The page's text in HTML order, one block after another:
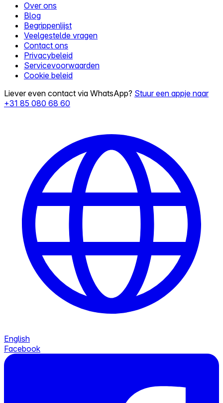
Over ons
Blog
Begrippenlijst
Veelgestelde vragen
Contact ons
Privacybeleid
Servicevoorwaarden
Cookie beleid
Liever even contact via WhatsApp? Stuur een appje naar
+31 85 080 68 60
English
Facebook